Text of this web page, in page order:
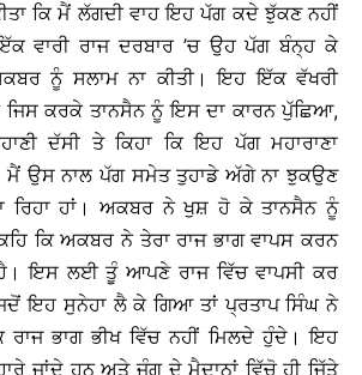
ਕਿ ਮੈਂ ਲੱਗਦੀ ਵਾਹ ਇਹ ਪੱਗ ਕਦੇ ਝੁੱਕਣ ਨਹੀਂ
ਵਾਰੀ ਰਾਜ ਦਰਬਾਰ ’ਚ ਉਹ ਪੱਗ ਬੰਨ੍ਹ ਕੇ
ਨੂੰ ਸਲਾਮ ਨਾ ਕੀਤੀ। ਇਹ ਇੱਕ ਵੱਖਰੀ
ਜਿਸ ਕਰਕੇ ਤਾਨਸੈਨ ਨੂੰ ਇਸ ਦਾ ਕਾਰਨ ਪੁੱਛਿਆ,
ਦੱਸੀ ਤੇ ਕਿਹਾ ਕਿ ਇਹ ਪੱਗ ਮਹਾਰਾਣਾ
ਮੈਂ ਉਸ ਨਾਲ ਪੱਗ ਸਮੇਤ ਤੁਹਾਡੇ ਅੱਗੇ ਨਾ ਝੁਕਉਣ
ਰਿਹਾ ਹਾਂ। ਅਕਬਰ ਨੇ ਖੁਸ਼ ਹੋ ਕੇ ਤਾਨਸੈਨ ਨੂੰ
ਕਿ ਅਕਬਰ ਨੇ ਤੇਰਾ ਰਾਜ ਭਾਗ ਵਾਪਸ ਕਰਨ
ਇਸ ਲਈ ਤੂੰ ਆਪਣੇ ਰਾਜ ਵਿੱਚ ਵਾਪਸੀ ਕਰ
ਇਹ ਸੁਨੇਹਾ ਲੈ ਕੇ ਗਿਆ ਤਾਂ ਪ੍ਰਤਾਪ ਸਿੰਘ ਨੇ
ਰਾਜ ਭਾਗ ਭੀਖ ਵਿੱਚ ਨਹੀਂ ਮਿਲਦੇ ਹੁੰਦੇ। ਇਹ
ਜਾਂਦੇ ਹਨ ਅਤੇ ਜੰਗ ਦੇ ਮੈਦਾਨਾਂ ਵਿੱਚੋ ਹੀ ਜਿੱਤੇ